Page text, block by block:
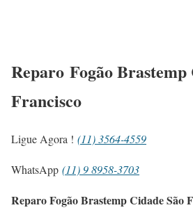
Reparo Fogão Brastemp
Francisco
Ligue Agora ! (11) 3564-4559
WhatsApp (11) 9 8958-3703
Reparo Fogão Brastemp Cidade São